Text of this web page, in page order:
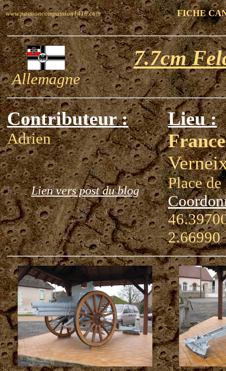
www.passioncompassion1418.com FICHE
Allemagne
7.7cm
Contributeur :
Adrien
Lien vers post du blog
Lieu :
France
Place
2.66990